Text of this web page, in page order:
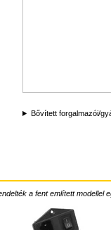
Bővített forgalmazói/
a fent említett modellel